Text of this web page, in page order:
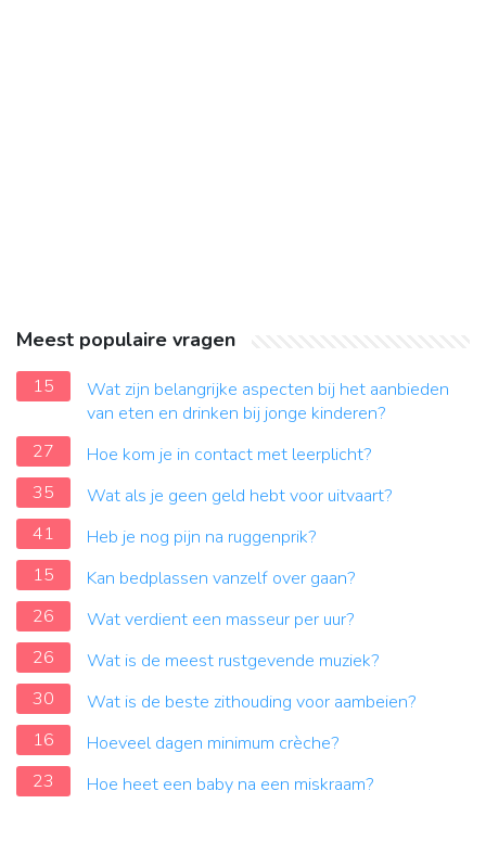
Meest populaire vragen
15
Wat zijn belangrijke aspecten bij het aanbieden
van eten en drinken bij jonge kinderen?
27
Hoe kom je in contact met leerplicht?
35
Wat als je geen geld hebt voor uitvaart?
41
Heb je nog pijn na ruggenprik?
15
Kan bedplassen vanzelf over gaan?
26
Wat verdient een masseur per uur?
26
Wat is de meest rustgevende muziek?
30
Wat is de beste zithouding voor aambeien?
16
Hoeveel dagen minimum crèche?
23
Hoe heet een baby na een miskraam?